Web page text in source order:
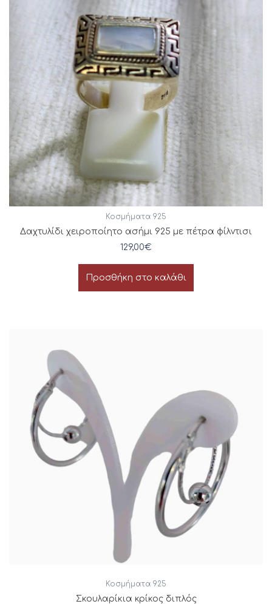
Κοσμήματα 925
Δαχτυλίδι χειροποίητο ασήμι 925 με πέτρα φίλντισι
129,00€
Προσθήκη στο καλάθι
Κοσμήματα 925
Σκουλαρίκια κρίκος διπλός